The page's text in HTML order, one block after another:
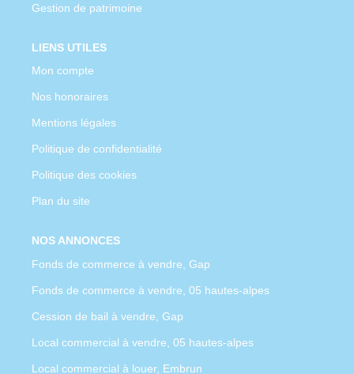
Gestion de patrimoine
LIENS UTILES
Mon compte
Nos honoraires
Mentions légales
Politique de confidentialité
Politique des cookies
Plan du site
NOS ANNONCES
Fonds de commerce à vendre, Gap
Fonds de commerce à vendre, 05 hautes-alpes
Cession de bail à vendre, Gap
Local commercial à vendre, 05 hautes-alpes
Local commercial à louer, Embrun